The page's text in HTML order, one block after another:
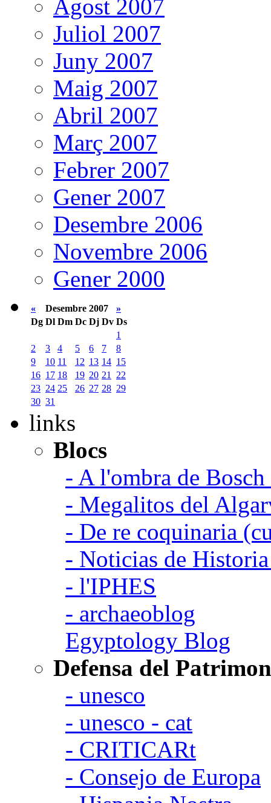
Agost 2007
Juliol 2007
Juny 2007
Maig 2007
Abril 2007
Març 2007
Febrer 2007
Gener 2007
Desembre 2006
Novembre 2006
Gener 2000
« Desembre 2007
»
Dg Dl Dm Dc Dj Dv Ds
1
2
3 4 5 6 7
8
9
10 11 12 13 14 15
16 17 18 19 20 21
22
23 24 25 26 27 28 29
30 31
links
Blocs
- A l'ombra de
- Megalitos del
- De re coquinaria
- Noticias de
- l'IPHES
- archaeoblog
Egyptology Blog
Defensa del
- unesco
- unesco - cat
- CRITICARt
- Consejo de Europa